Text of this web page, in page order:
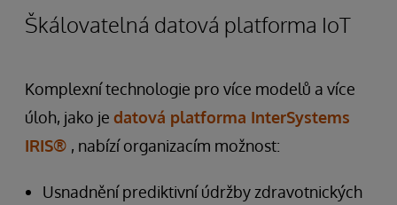
Škálovatelná datová platforma IoT
Komplexní technologie pro více modelů a více
úloh, jako je datová platforma InterSystems
IRIS® , nabízí organizacím možnost:
Usnadnění prediktivní údržby zdravotnických